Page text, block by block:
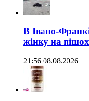
В Івано-
жінку на
21:56 08.08.2026